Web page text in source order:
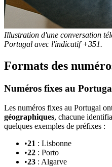
Illustration d'une conversation
Portugal avec l'indicatif +351.
Formats des
Numéros fixes au
Les numéros fixes au Portugal
géographiques, chacune
quelques exemples de préfixes :
•21 : Lisbonne
•22 : Porto
•23 : Algarve